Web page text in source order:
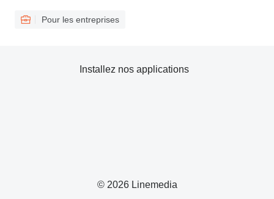
Pour les entreprises
© 2026 Linemedia
Installez nos applications